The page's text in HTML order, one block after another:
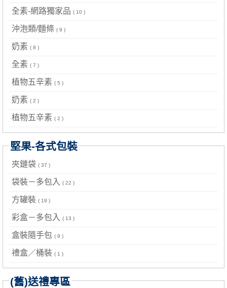
全素-網路獨家品 ( 10 )
沖泡類/麵條 ( 9 )
奶素 ( 8 )
全素 ( 7 )
植物五辛素 ( 5 )
奶素 ( 2 )
植物五辛素 ( 2 )
堅果-各式包裝
夾鏈袋 ( 37 )
袋裝－多包入 ( 22 )
方罐裝 ( 19 )
彩盒－多包入 ( 13 )
盒裝隨手包 ( 9 )
禮盒／桶裝 ( 1 )
(舊)送禮專區